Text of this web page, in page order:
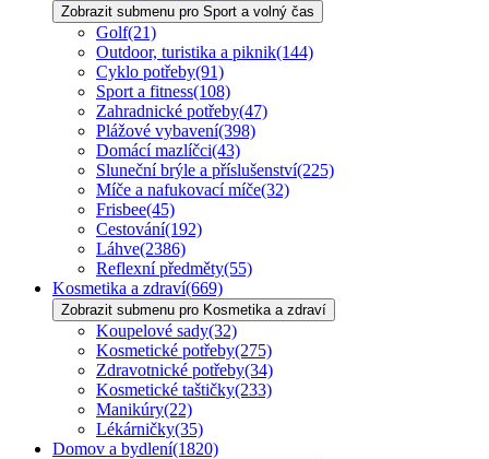
Zobrazit submenu pro Sport a volný čas
Golf(21)
Outdoor, turistika a piknik(144)
Cyklo potřeby(91)
Sport a fitness(108)
Zahradnické potřeby(47)
Plážové vybavení(398)
Domácí mazlíčci(43)
Sluneční brýle a příslušenství(225)
Míče a nafukovací míče(32)
Frisbee(45)
Cestování(192)
Láhve(2386)
Reflexní předměty(55)
Kosmetika a zdraví(669)
Zobrazit submenu pro Kosmetika a zdraví
Koupelové sady(32)
Kosmetické potřeby(275)
Zdravotnické potřeby(34)
Kosmetické taštičky(233)
Manikúry(22)
Lékárničky(35)
Domov a bydlení(1820)